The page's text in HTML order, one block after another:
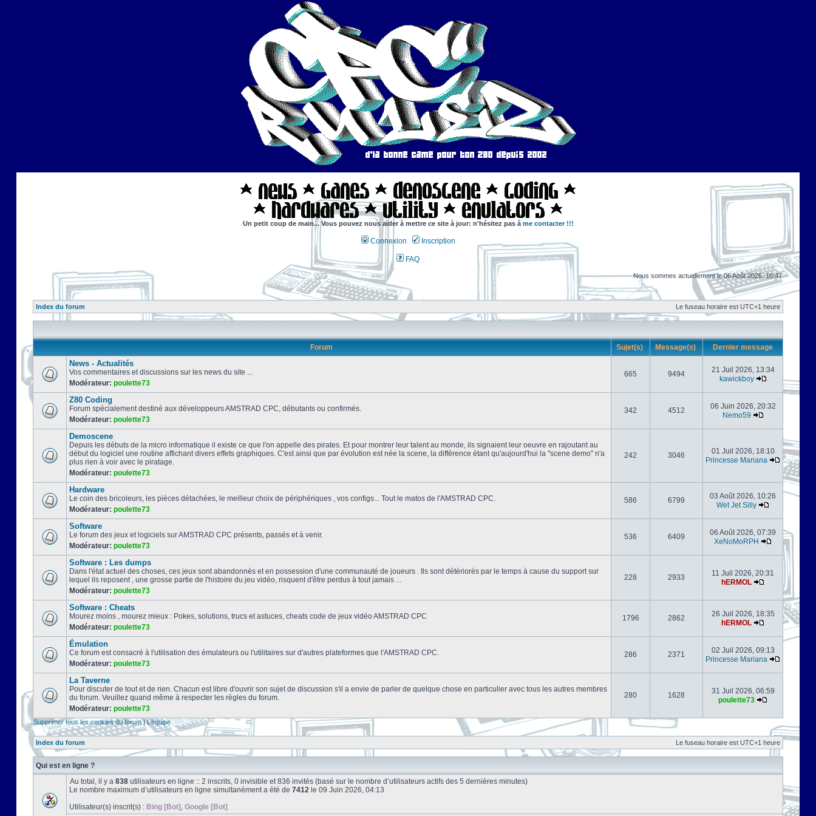
Un petit coup de main... Vous pouvez nous aider à mettre ce site à jour: n'hésitez pas à me contacter !!!
Connexion Inscription
FAQ
Nous sommes actuellement le 06 Août 2026, 16:47
Index du forum Le fuseau horaire est UTC+1 heure
Forum Sujet(s) Message(s) Dernier message
News - Actualités
Vos commentaires et discussions sur les news du site ...
Modérateur: poulette73
665 9494
21 Juil 2026, 13:34
kawickboy
Z80 Coding
Forum spécialement destiné aux développeurs AMSTRAD CPC, débutants ou confirmés.
Modérateur: poulette73
342 4512
06 Juin 2026, 20:32
Nemo59
Demoscene
Depuis les débuts de la micro informatique il existe ce que l'on appelle des pirates. Et pour montrer leur talent au monde, ils signaient leur oeuvre en rajoutant au
début du logiciel une routine affichant divers effets graphiques. C'est ainsi que par évolution est née la scene, la différence étant qu'aujourd'hui la "scene demo" n'a
plus rien à voir avec le piratage.
Modérateur: poulette73
242 3046
01 Juil 2026, 18:10
Princesse Mariana
Hardware
Le coin des bricoleurs, les pièces détachées, le meilleur choix de périphériques , vos configs... Tout le matos de l'AMSTRAD CPC.
Modérateur: poulette73
586 6799
03 Août 2026, 10:26
Wet Jet Silly
Software
Le forum des jeux et logiciels sur AMSTRAD CPC présents, passés et à venir.
Modérateur: poulette73
536 6409
06 Août 2026, 07:39
XeNoMoRPH
Software : Les dumps
Dans l'état actuel des choses, ces jeux sont abandonnés et en possession d'une communauté de joueurs . Ils sont détériorés par le temps à cause du support sur
lequel ils reposent , une grosse partie de l'histoire du jeu vidéo, risquent d'être perdus à tout jamais ...
Modérateur: poulette73
228 2933
11 Juil 2026, 20:31
hERMOL
Software : Cheats
Mourez moins , mourez mieux : Pokes, solutions, trucs et astuces, cheats code de jeux vidéo AMSTRAD CPC
Modérateur: poulette73
1796 2862
26 Juil 2026, 18:35
hERMOL
Émulation
Ce forum est consacré à l'utilisation des émulateurs ou l'utilitaires sur d'autres plateformes que l'AMSTRAD CPC.
Modérateur: poulette73
286 2371
02 Juil 2026, 09:13
Princesse Mariana
La Taverne
Pour discuter de tout et de rien. Chacun est libre d'ouvrir son sujet de discussion s'il a envie de parler de quelque chose en particulier avec tous les autres membres
du forum. Veuillez quand même à respecter les règles du forum.
Modérateur: poulette73
280 1628
31 Juil 2026, 06:59
poulette73
Supprimer tous les cookies du forum|L’équipe
Index du forum Le fuseau horaire est UTC+1 heure
Qui est en ligne ?
Au total, il y a 838 utilisateurs en ligne :: 2 inscrits, 0 invisible et 836 invités (basé sur le nombre d’utilisateurs actifs des 5 dernières minutes)
Le nombre maximum d’utilisateurs en ligne simultanément a été de 7412 le 09 Juin 2026, 04:13
Utilisateur(s) inscrit(s) : Bing [Bot] , Google [Bot]